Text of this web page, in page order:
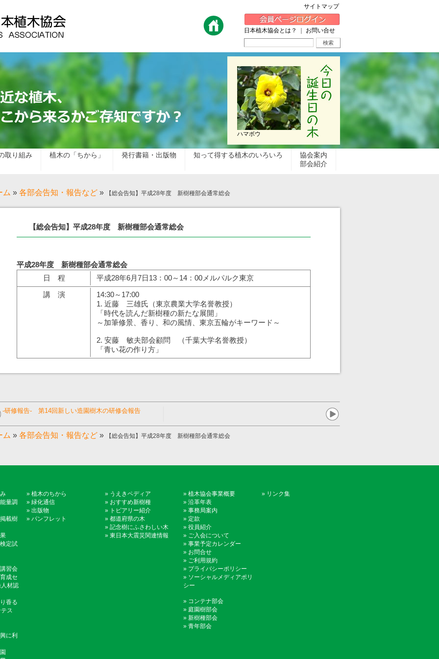
サイトマップ
日本植木協会とは？ お問い合せ
ハマボウ
取り組み 植木の「ちから」 発行書籍・出版物 知って得する植木のいろいろ
協会案内
部会紹介
ム » 各部会告知・報告など » 【総会告知】平成28年度 新樹種部会通常総会
【総会告知】平成28年度 新樹種部会通常総会
平成28年度 新樹種部会通常総会
日 程
平成28年6月7日13：00～14：00メルパルク東京
講 演
14:30～17:00
1. 近藤 三雄氏（東京農業大学名誉教授）
「時代を読んだ新樹種の新たな展開」
～加筆修景、香り、和の風情、東京五輪がキーワード～
2. 安藤 敏夫部会顧問 （千葉大学名誉教授）
「青い花の作り方」
-研修報告- 第14回新しい造園樹木の研修会報告
ム » 各部会告知・報告など » 【総会告知】平成28年度 新樹種部会通常総会
量調
載樹
定試
習会
成セ
材認
香る
ス
に利
» 植木のちから
» 緑化通信
» 出版物
» パンフレット
» うえきペディア
» おすすめ新樹種
» トピアリー紹介
» 都道府県の木
» 記念樹にふさわしい木
» 東日本大震災関連情報
» 植木協会事業概要
» 沿革年表
» 事務局案内
» 定款
» 役員紹介
» ご入会について
» 事業予定カレンダー
» お問合せ
» ご利用規約
» プライバシーポリシー
» ソーシャルメディアポリ
シー
» コンテナ部会
» 庭園樹部会
» 新樹種部会
» 青年部会
» リンク集